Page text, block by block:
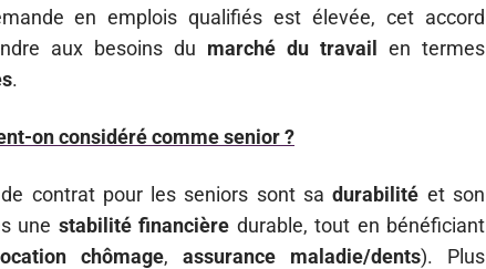
en emplois qualifiés est élevée, cet accord
aux besoins du marché du travail
en termes
.
on considéré comme senior ?
contrat pour les seniors sont sadurabilité et son
une stabilité financière durable, tout en bénéficiant
chômage, assurance maladie/dents). Plus